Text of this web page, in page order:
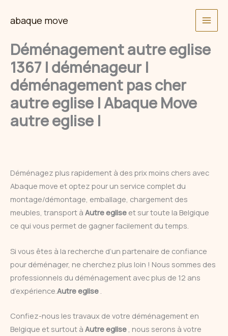
abaque move
Déménagement autre eglise
1367 | déménageur |
déménagement pas cher
autre eglise | Abaque Move
autre eglise |
Déménagez plus rapidement à des prix moins chers avec
Abaque move et optez pour un service complet du
montage/démontage, emballage, chargement des
meubles, transport à Autre eglise et sur toute la Belgique
ce qui vous permet de gagner facilement du temps.
Si vous êtes à la recherche d’un partenaire de confiance
pour déménager, ne cherchez plus loin ! Nous sommes des
professionnels du déménagement avec plus de 12 ans
d’expérience. Autre eglise
Confiez-nous les travaux de votre déménagement en
Belgique et surtout à Autre eglise , nous serons à votre